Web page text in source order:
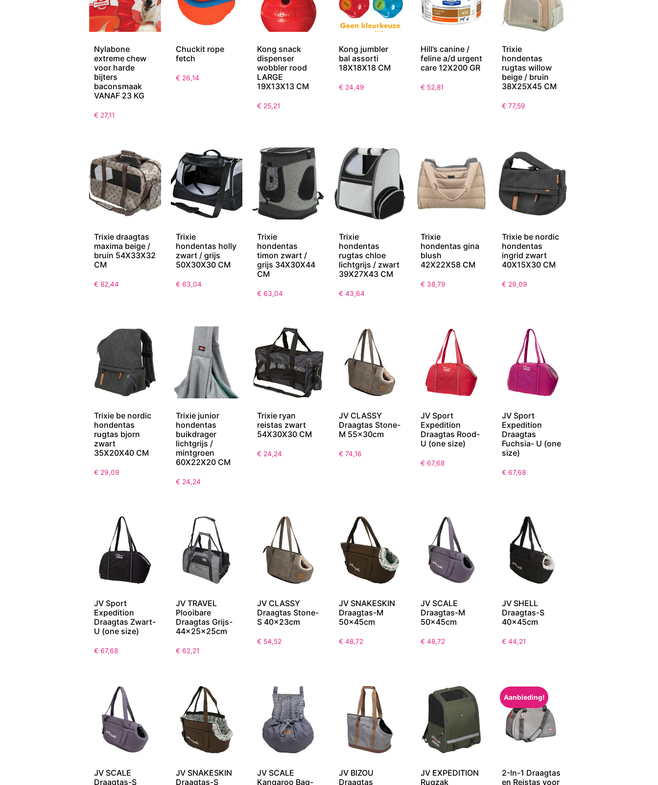
Nylabone
extreme chew
voor harde
bijters
baconsmaak
VANAF 23 KG
€ 27,11
Chuckit rope
fetch
€ 26,14
Kong snack
dispenser
wobbler rood
LARGE
19X13X13 CM
€ 25,21
Kong jumbler
bal assorti
18X18X18 CM
€ 24,49
Hill’s canine /
feline a/d urgent
care 12X200 GR
€ 52,81
Trixie
hondentas
rugtas willow
beige / bruin
38X25X45 CM
€ 77,59
Trixie draagtas
maxima beige /
bruin 54X33X32
CM
€ 82,44
Trixie
hondentas holly
zwart / grijs
50X30X30 CM
€ 63,04
Trixie
hondentas
timon zwart /
grijs 34X30X44
CM
€ 63,04
Trixie
hondentas
rugtas chloe
lichtgrijs / zwart
39X27X43 CM
€ 43,64
Trixie
hondentas gina
blush
42X22X58 CM
€ 38,79
Trixie be nordic
hondentas
ingrid zwart
40X15X30 CM
€ 29,09
Trixie be nordic
hondentas
rugtas bjorn
zwart
35X20X40 CM
€ 29,09
Trixie junior
hondentas
buikdrager
lichtgrijs /
mintgroen
60X22X20 CM
€ 24,24
Trixie ryan
reistas zwart
54X30X30 CM
€ 24,24
JV CLASSY
Draagtas Stone-
M 55x30cm
€ 74,16
JV Sport
Expedition
Draagtas Rood-
U (one size)
€ 67,68
JV Sport
Expedition
Draagtas
Fuchsia- U (one
size)
€ 67,68
JV Sport
Expedition
Draagtas Zwart-
U (one size)
€ 67,68
JV TRAVEL
Plooibare
Draagtas Grijs-
44x25x25cm
€ 62,21
JV CLASSY
Draagtas Stone-
S 40x23cm
€ 54,52
JV SNAKESKIN
Draagtas-M
50x45cm
€ 48,72
JV SCALE
Draagtas-M
50x45cm
€ 48,72
JV SHELL
Draagtas-S
40x45cm
€ 44,21
JV SCALE
Draagtas-S
JV SNAKESKIN
Draagtas-S
JV SCALE
Kangaroo Bag-
JV BIZOU
Draagtas
JV EXPEDITION
Rugzak
Aanbieding!
2-In-1 Draagtas
en Reistas voor